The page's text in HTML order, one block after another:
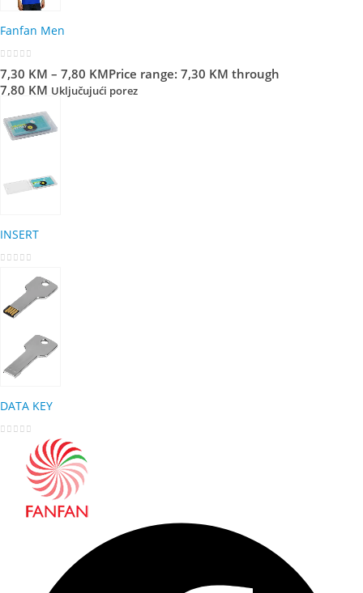
Fanfan Men
7,30 KM – 7,80 KMPrice range: 7,30 KM through
7,80 KM Uključujući porez
INSERT
DATA KEY
out of 5